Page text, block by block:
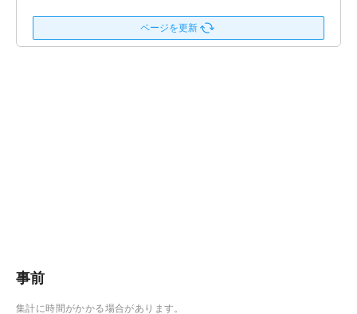
ページを更新
事前
集計に時間がかかる場合があります。